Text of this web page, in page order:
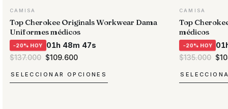
CAMISA
Top Cherokee Originals Workwear Dama
Uniformes médicos
-20% HOY
01h 48m 47s
$137.000 El
precio
original
era:
$137.000.
$109.600El
actual
es:
$109.600.
SELECCIONAR OPCIONES
CAMISA
Top
médicos
-20% HOY
$135.000 El
era:
$